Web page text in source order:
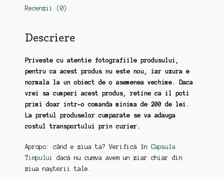
Recenzii (0)
Descriere
Priveste cu atentie fotografiile produsului,
pentru ca acest produs nu este nou, iar uzura e
normala la un obiect de o asemenea vechime. Daca
vrei sa cumperi acest produs, retine ca il poti
primi doar intr-o comanda minima de 200 de lei.
La pretul produselor cumparate se va adauga
costul transportului prin curier.
Apropo: când e ziua ta? Verifică în Capsula
Timpului
dacă nu cumva avem un ziar chiar din
ziua nașterii tale.